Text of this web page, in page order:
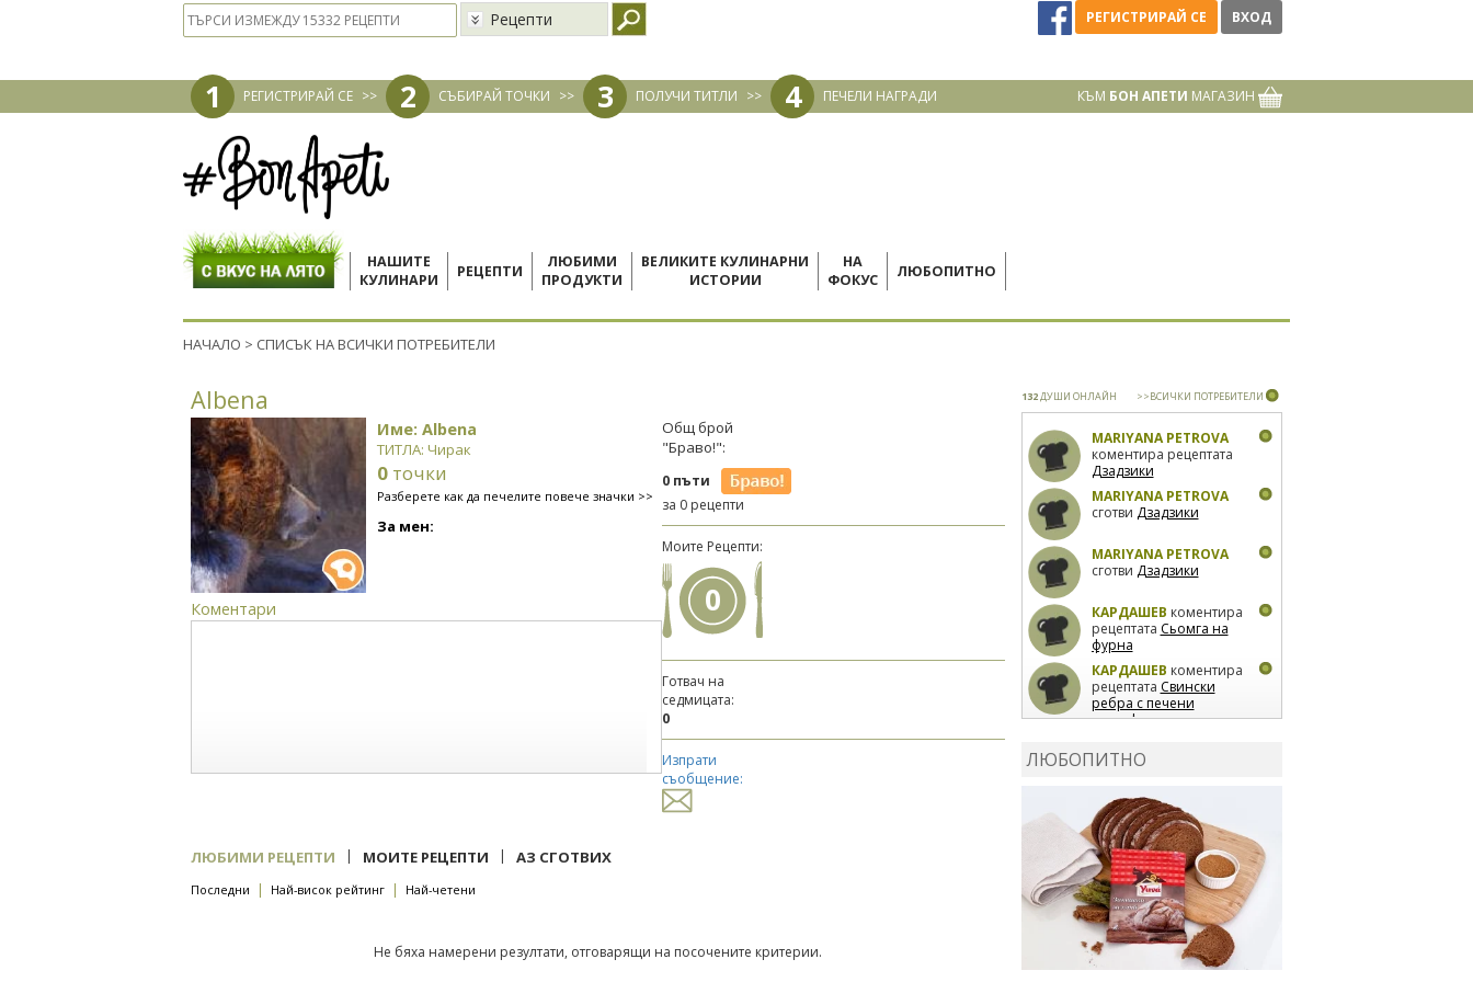
Рецепти РЕГИСТРИРАЙ СЕ ВХОД
1 РЕГИСТРИРАЙ СЕ >> 2 СЪБИРАЙ ТОЧКИ >> 3 ПОЛУЧИ ТИТЛИ >> 4 ПЕЧЕЛИ НАГРАДИ КЪМ БОН АПЕТИ МАГАЗИН
НАШИТЕ
КУЛИНАРИ
РЕЦЕПТИ
ЛЮБИМИ
ПРОДУКТИ
ВЕЛИКИТЕ КУЛИНАРНИ
ИСТОРИИ
НА
ФОКУС
ЛЮБОПИТНО
НАЧАЛО > СПИСЪК НА ВСИЧКИ ПОТРЕБИТЕЛИ
Albena
Име: Albena
ТИТЛА: Чирак
0 точки
Разберете как да печелите повече значки >>
За мен:
Коментари
Общ брой
"Браво!":
0 пъти
за 0 рецепти
Моите Рецепти:
0
Готвач на
седмицата:
0
Изпрати
съобщение:
ЛЮБИМИ РЕЦЕПТИ | МОИТЕ РЕЦЕПТИ | АЗ СГОТВИХ
Последни | Най-висок рейтинг | Най-четени
Не бяха намерени резултати, отговарящи на посочените критерии.
132ДУШИ ОНЛАЙН >>ВСИЧКИ ПОТРЕБИТЕЛИ
MARIYANA PETROVA
коментира рецептата
Дзадзики
MARIYANA PETROVA
сготви Дзадзики
MARIYANA PETROVA
сготви Дзадзики
КАРДАШЕВ коментира
рецептата Сьомга на
фурна
КАРДАШЕВ коментира
рецептата Свински
ребра с печени
картофи
лимон
коментира рецептата
Киноа със зеленчуци
ЛЮБОПИТНО